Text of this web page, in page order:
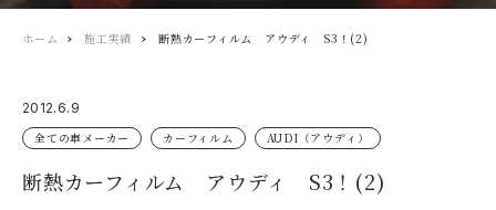
ホーム 施工実績 断熱カーフィルム アウディ S3！(2)
2012.6.9
全ての車メーカー
カーフィルム AUDI（アウディ）
断熱カーフィルム アウディ S3！(2)